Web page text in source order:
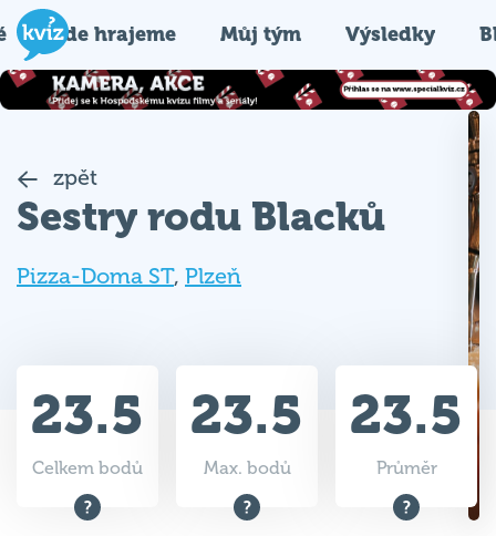
Kde hrajeme Můj tým Výsledky
zpět
Sestry rodu Blacků
Pizza-Doma ST, Plzeň
23.5
Celkem bodů
23.5
Max. bodů
23.5
Průměr